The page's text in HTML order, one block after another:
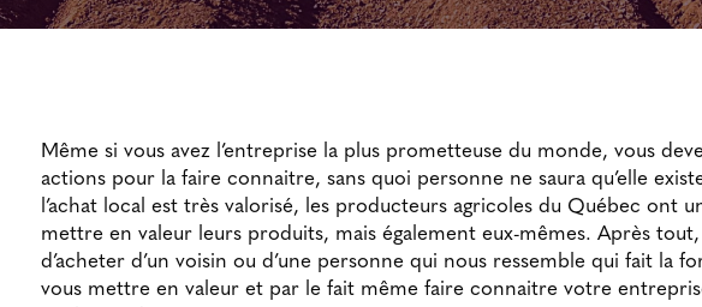
Même si vous avez l’entreprise la plus prometteuse du monde, vous
actions pour la faire connaitre, sans quoi personne ne saura qu’elle
l’achat local est très valorisé, les producteurs agricoles du Québec ont
mettre en valeur leurs produits, mais également eux-mêmes. Après
d’acheter d’un voisin ou d’une personne qui nous ressemble qui fait la
vous mettre en valeur et par le fait même faire connaitre votre